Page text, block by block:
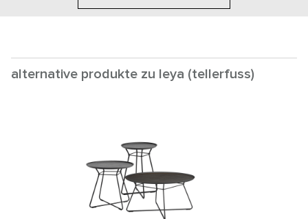
alternative produkte zu leya (tellerfuss)